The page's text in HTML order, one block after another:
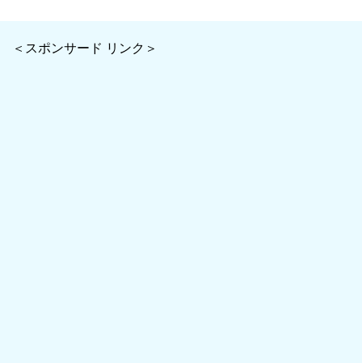
＜スポンサード リンク＞